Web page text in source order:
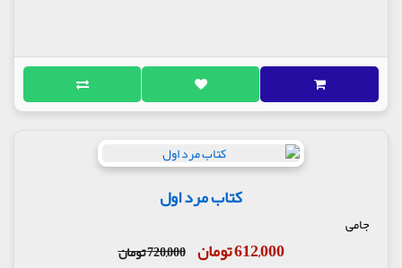
کتاب مرد اول
جامی
612,000 تومان 720,000 تومان